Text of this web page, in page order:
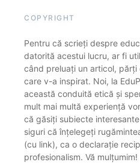
COPYRIGHT
Pentru că scrieți despre
datorită acestui lucru, ar fi
când preluați un articol,
care v-a inspirat. Noi, la
această conduită etică și
mult mai multă experiență
că găsiți subiecte
siguri că înțelegeți
(cu link), ca o declarație
profesionalism. Vă mulțumim!